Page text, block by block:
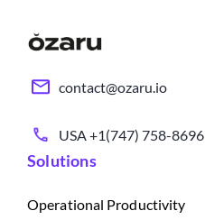
contact@ozaru.io
USA +1(747) 758-8696
Solutions
Operational Productivity